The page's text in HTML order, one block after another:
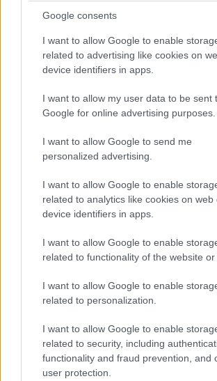
Google consents
I want to allow Google to enable
related to advertising like cookies on
device identifiers in apps.
I want to allow my user data to be sent
Google for online advertising purposes.
I want to allow Google to send me
personalized advertising.
I want to allow Google to enable
related to analytics like cookies on web
device identifiers in apps.
I want to allow Google to enable
related to functionality of the website or
I want to allow Google to enable
related to personalization.
I want to allow Google to enable
related to security, including
functionality and fraud prevention, and
user protection.
ΣΧΌΛΙΑ
ΠΡΟΣΘΕΣΤΕ ΤΟ ΣΧΟΛΙΟ ΣΑΣ